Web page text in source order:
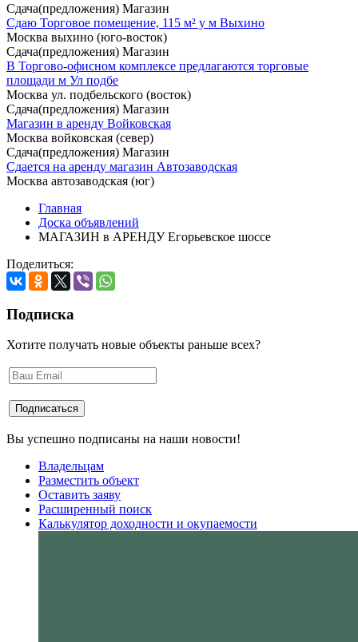
Сдача(предложения) Магазин
Сдаю Торговое помещение, 115 м² у м Выхино
Москва выхино (юго-восток)
Сдача(предложения) Магазин
В Торгово-офисном комплексе предлагаются торговые
площади м Ул подбе
Москва ул. подбельского (восток)
Сдача(предложения) Магазин
Магазин в аренду Войковская
Москва войковская (север)
Сдача(предложения) Магазин
Сдается на аренду магазин Автозаводская
Москва автозаводская (юг)
Главная
Доска объявлений
МАГАЗИН в АРЕНДУ Егорьевское шоссе
Поделиться:
Подписка
Хотите получать новые объекты раньше всех?
Вы успешно подписаны на наши новости!
Владельцам
Разместить объект
Оставить заяву
Расширенный поиск
Калькулятор доходности и окупаемости